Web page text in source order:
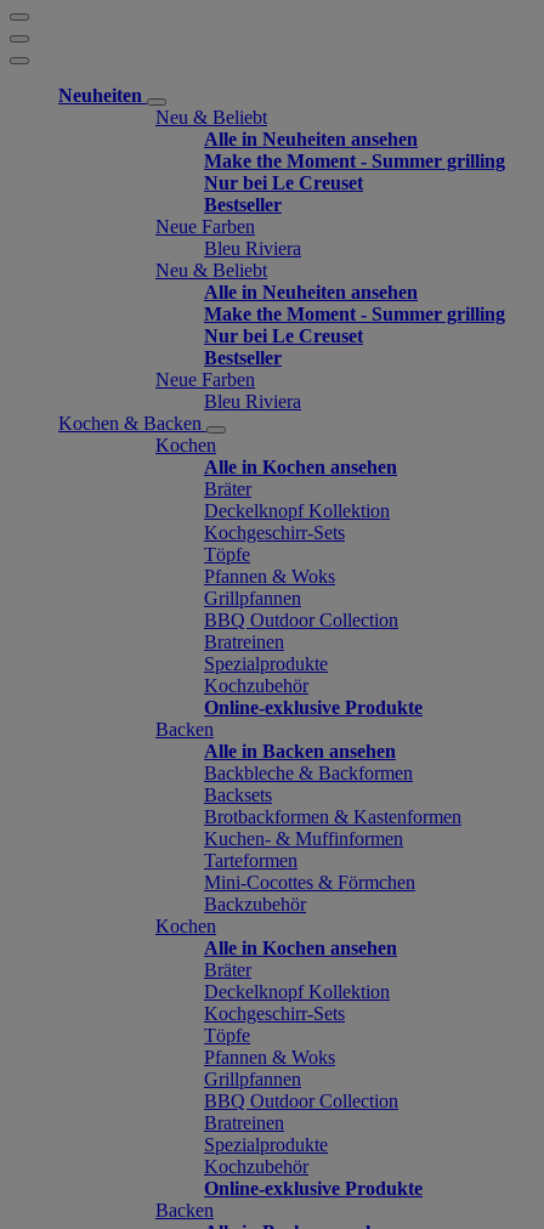
Neuheiten
Neu & Beliebt
Alle in Neuheiten ansehen
Make the Moment - Summer grilling
Nur bei Le Creuset
Bestseller
Neue Farben
Bleu Riviera
Neu & Beliebt
Alle in Neuheiten ansehen
Make the Moment - Summer grilling
Nur bei Le Creuset
Bestseller
Neue Farben
Bleu Riviera
Kochen & Backen
Kochen
Alle in Kochen ansehen
Bräter
Deckelknopf Kollektion
Kochgeschirr-Sets
Töpfe
Pfannen & Woks
Grillpfannen
BBQ Outdoor Collection
Bratreinen
Spezialprodukte
Kochzubehör
Online-exklusive Produkte
Backen
Alle in Backen ansehen
Backbleche & Backformen
Backsets
Brotbackformen & Kastenformen
Kuchen- & Muffinformen
Tarteformen
Mini-Cocottes & Förmchen
Backzubehör
Kochen
Alle in Kochen ansehen
Bräter
Deckelknopf Kollektion
Kochgeschirr-Sets
Töpfe
Pfannen & Woks
Grillpfannen
BBQ Outdoor Collection
Bratreinen
Spezialprodukte
Kochzubehör
Online-exklusive Produkte
Backen